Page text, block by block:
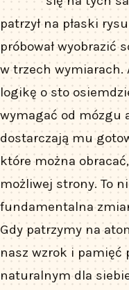
patrzył na płaski
próbował wyobrazić
w trzech wymiarach.
logikę o sto
wymagać od mózgu
dostarczają mu
które można
możliwej strony. To
fundamentalna
Gdy patrzymy na
nasz wzrok i pamięć
naturalnym dla